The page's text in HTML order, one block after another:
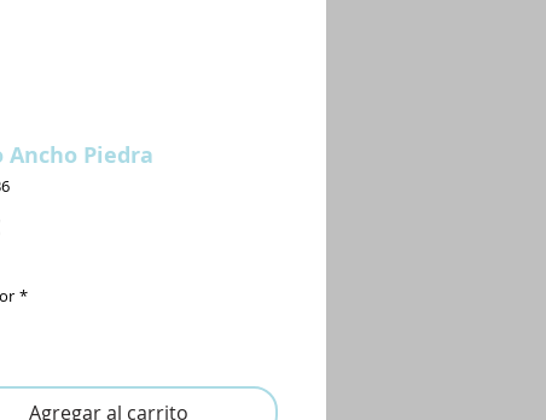
Piedra
Precio
*
Agregar al carrito